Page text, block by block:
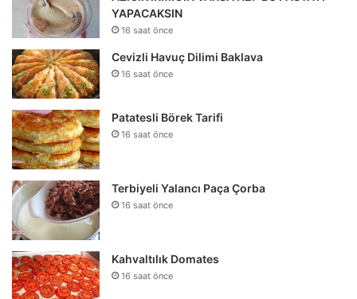
YAPACAKSIN
16 saat önce
Cevizli Havuç Dilimi Baklava
16 saat önce
Patatesli Börek Tarifi
16 saat önce
Terbiyeli Yalancı Paça Çorba
16 saat önce
Kahvaltılık Domates
16 saat önce